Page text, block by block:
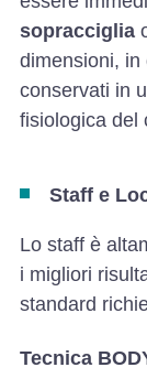
sopracciglia
dimensioni, in
conservati in
fisiologica del
Staff e
Lo staff è
i migliori
standard
Tecnica